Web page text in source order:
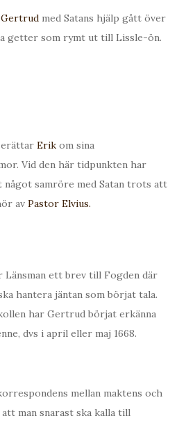
Gertrud med Satans hjälp gått över
getter som rymt ut till Lissle-ön.
Erik om sina
Vid den här tidpunkten har
något samröre med Satan trots att
av Pastor Elvius.
Länsman ett brev till Fogden där
hantera jäntan som börjat tala.
har Gertrud börjat erkänna
dvs i april eller maj 1668.
mellan maktens och
man snarast ska kalla till